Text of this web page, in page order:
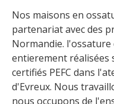
Nos maisons en
partenariat avec des
Normandie.
entierement réalisées
certifiés PEFC dans
d'Evreux. Nous
nous occupons de